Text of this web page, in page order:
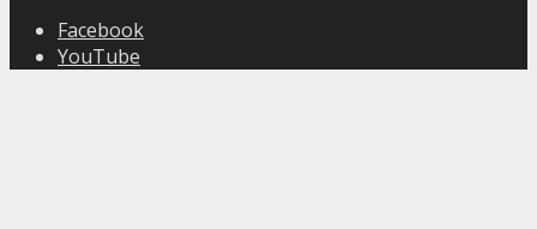
Facebook
YouTube